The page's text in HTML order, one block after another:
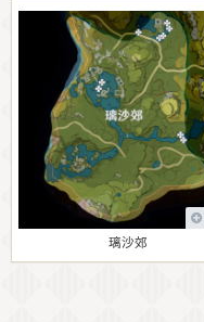
璃沙郊